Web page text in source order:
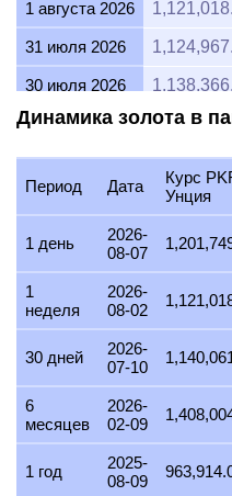
1 августа 2026
31 июля 2026
30 июля 2026
29 июля 2026
28 июля 2026
27 июля 2026
26 июля 2026
25 июля 2026
24 июля 2026
23 июля 2026
22 июля 2026
21 июля 2026
20 июля 2026
Динамика золота в
Период Дата
Курс
Унция
1 день
2026-
08-07
1
неделя
2026-
08-02
30 дней
2026-
07-10
6
месяцев
2026-
02-09
1 год
2025-
08-09